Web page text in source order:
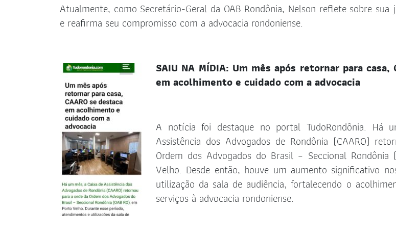
Atualmente, como Secretário-Geral da OAB Rondônia, Nelson reflete sobre sua
e reafirma seu compromisso com a advocacia rondoniense.
SAIU NA MÍDIA: Um mês após retornar para casa,
em acolhimento e cuidado com a advocacia
A notícia foi destaque no portal TudoRondônia. Há
Assistência dos Advogados de Rondônia (CAARO)
Ordem dos Advogados do Brasil – Seccional Rondônia
Velho. Desde então, houve um aumento significativo
utilização da sala de audiência, fortalecendo o
serviços à advocacia rondoniense.